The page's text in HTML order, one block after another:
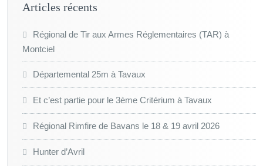
Articles récents
Régional de Tir aux Armes Réglementaires (TAR) à
Montciel
Départemental 25m à Tavaux
Et c’est partie pour le 3ème Critérium à Tavaux
Régional Rimfire de Bavans le 18 & 19 avril 2026
Hunter d’Avril